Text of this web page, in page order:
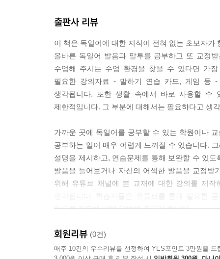
출판사 리뷰
이 책은 독일어에 대한 지식이 전혀 없는 초보자
올바른 독일어 발음과 말투를 공부하고 또 교정
수업해 주시는 수업 환경을 찾을 수 있다면 가
필요한 강의자료 - 말하기 연습 카드, 게임 등
생각됩니다. 또한 생활 속에서 바로 사용할 수
제한적입니다. 그 부분에 대해서는 필요하다고 생
가까운 곳에 독일어를 공부할 수 있는 학원이나
공부하는 일이 매우 어렵게 느껴질 수 있습니다.
설명을 제시하고, 연습문제를 통해 보완할 수 있
발음을 들어보거나 자신의 어색한 발음을 교정
위해 유튜브 채널에 본 교재에 대한 강의를 제
있도록 질문에 대해 답변해 주고자 합니다.
한 강을 마치고 나면 연습문제를 풀면서 자신이
제시해 드리지 않았습니다. 연습문제를 풀어보시
회원리뷰 (0건)
매주 10건의 우수리뷰를 선정하여 YES포인트 3만원을 드